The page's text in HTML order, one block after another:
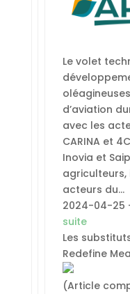
Le volet
d’aviation
avec les
CARINA et
Inovia et
acteurs du…
2024-04-25
suite
Les
Redefine
(Article